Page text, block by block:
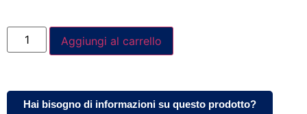
Aggiungi al carrello
Hai bisogno di informazioni su questo prodotto?